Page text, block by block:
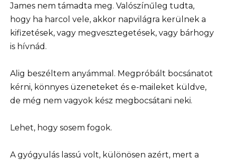
James nem támadta meg. Valószínűleg tudta,
hogy ha harcol vele, akkor napvilágra kerülnek a
kifizetések, vagy megvesztegetések, vagy bárhogy
is hívnád.
Alig beszéltem anyámmal. Megpróbált bocsánatot
kérni, könnyes üzeneteket és e-maileket küldve,
de még nem vagyok kész megbocsátani neki.
Lehet, hogy sosem fogok.
A gyógyulás lassú volt, különösen azért, mert a